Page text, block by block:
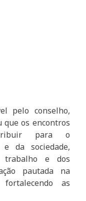
pelo conselho,
que os encontros
para o
da sociedade,
trabalho e dos
pautada na
as